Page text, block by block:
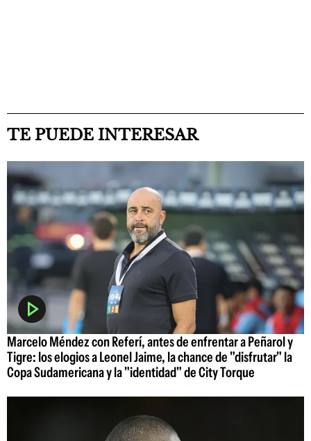
TE PUEDE INTERESAR
Marcelo Méndez con Referí, antes de enfrentar a Peñarol y
Tigre: los elogios a Leonel Jaime, la chance de "disfrutar" la
Copa Sudamericana y la "identidad" de City Torque